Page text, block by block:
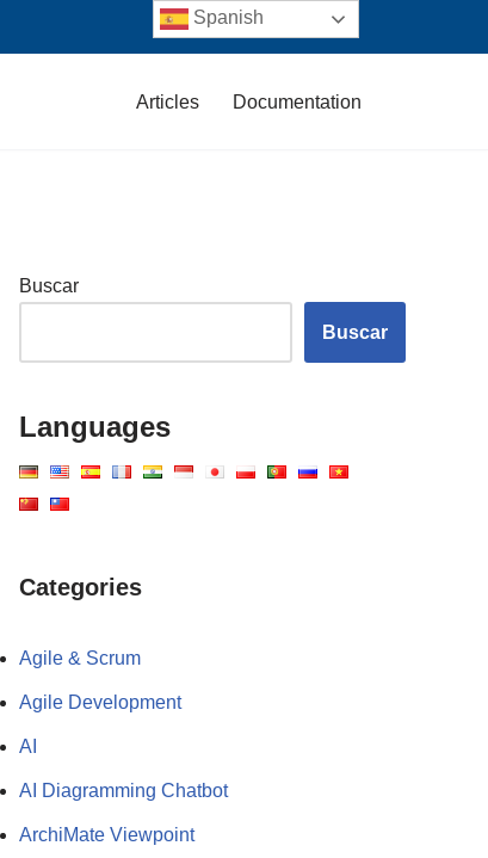
Articles Documentation
Buscar
Buscar
Languages
Categories
Agile & Scrum
Agile Development
AI
AI Diagramming Chatbot
ArchiMate Viewpoint
Spanish